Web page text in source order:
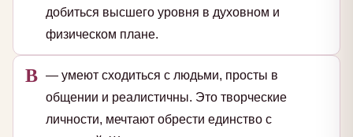
добиться высшего уровня в духовном и
физическом плане.
В — умеют сходиться с людьми, просты в
общении и реалистичны. Это творческие
личности, мечтают обрести единство с